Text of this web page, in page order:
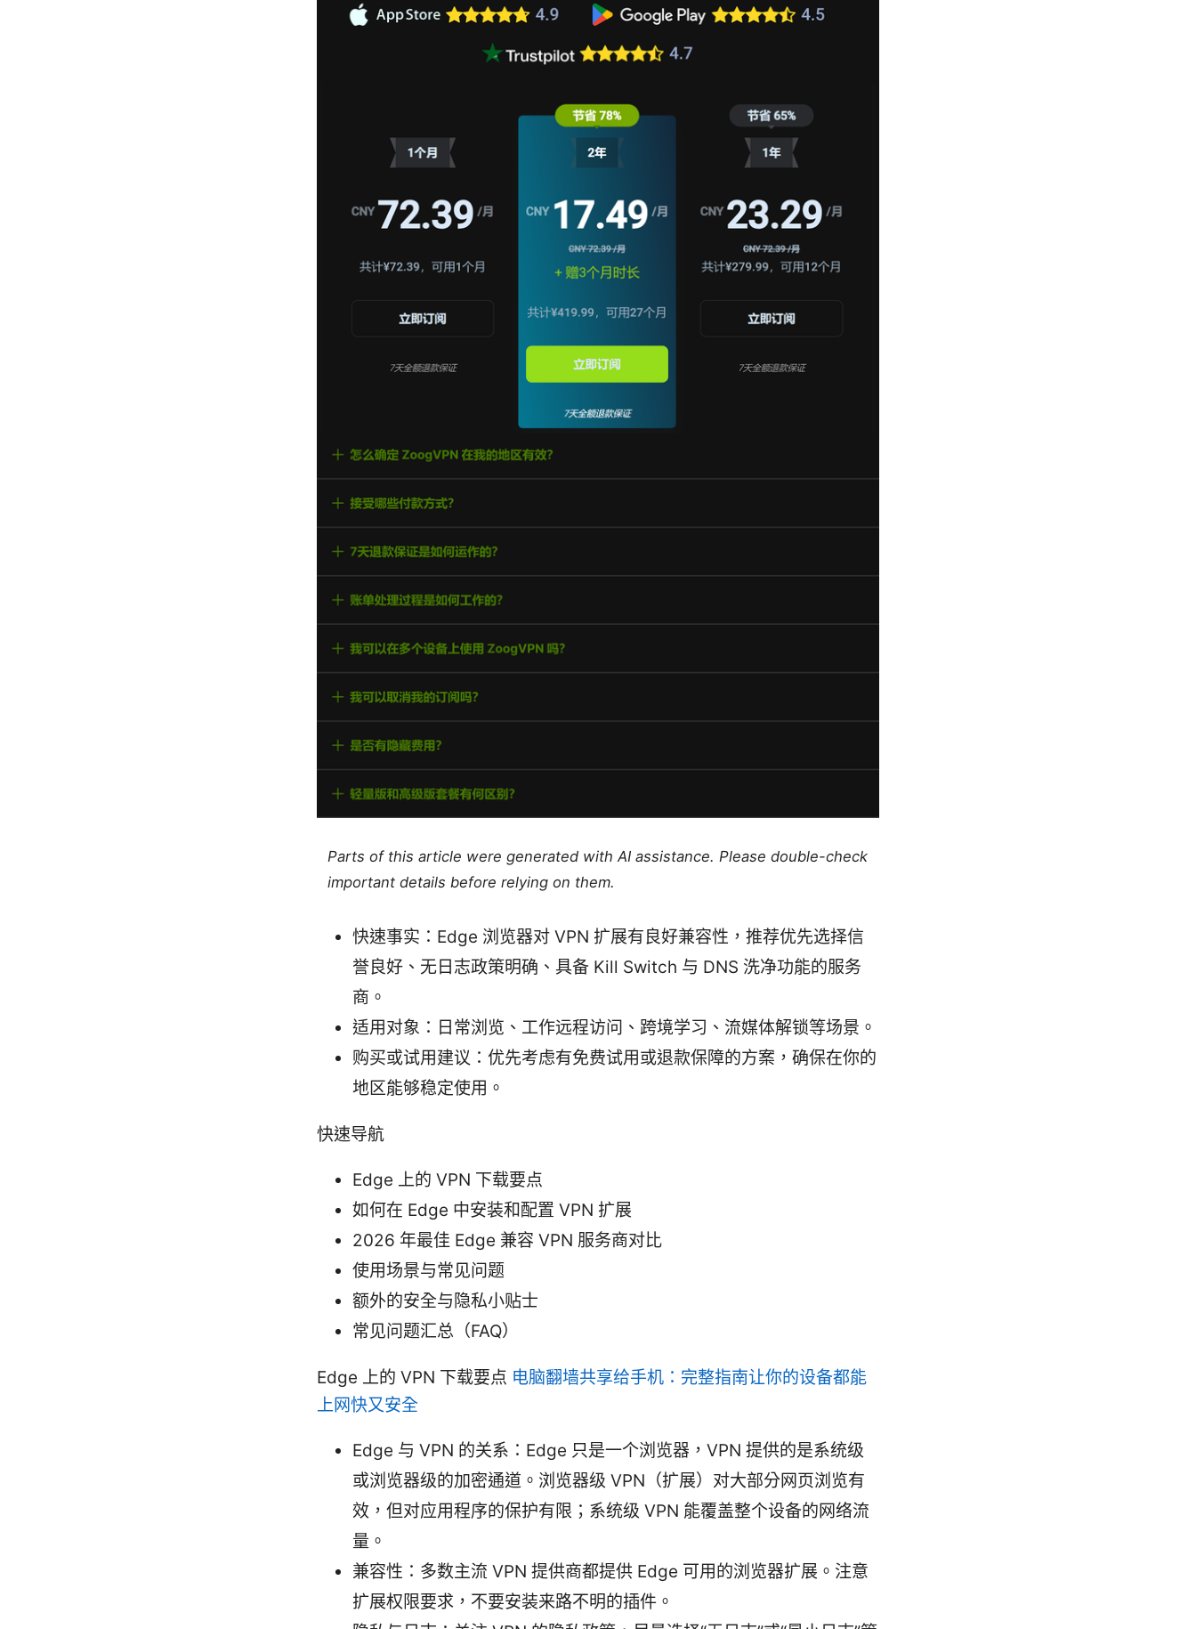
Parts of this article were generated with AI assistance. Please double-check
important details before relying on them.
快速事实：Edge 浏览器对 VPN 扩展有良好兼容性，推荐优先选择信
誉良好、无日志政策明确、具备 Kill Switch 与 DNS 洗净功能的服务
商。
适用对象：日常浏览、工作远程访问、跨境学习、流媒体解锁等场景。
购买或试用建议：优先考虑有免费试用或退款保障的方案，确保在你的
地区能够稳定使用。
快速导航
Edge 上的 VPN 下载要点
如何在 Edge 中安装和配置 VPN 扩展
2026 年最佳 Edge 兼容 VPN 服务商对比
使用场景与常见问题
额外的安全与隐私小贴士
常见问题汇总（FAQ）
Edge 上的 VPN 下载要点 电脑翻墙共享给手机：完整指南让你的设备都能
上网快又安全
Edge 与 VPN 的关系：Edge 只是一个浏览器，VPN 提供的是系统级
或浏览器级的加密通道。浏览器级 VPN（扩展）对大部分网页浏览有
效，但对应用程序的保护有限；系统级 VPN 能覆盖整个设备的网络流
量。
兼容性：多数主流 VPN 提供商都提供 Edge 可用的浏览器扩展。注意
扩展权限要求，不要安装来路不明的插件。